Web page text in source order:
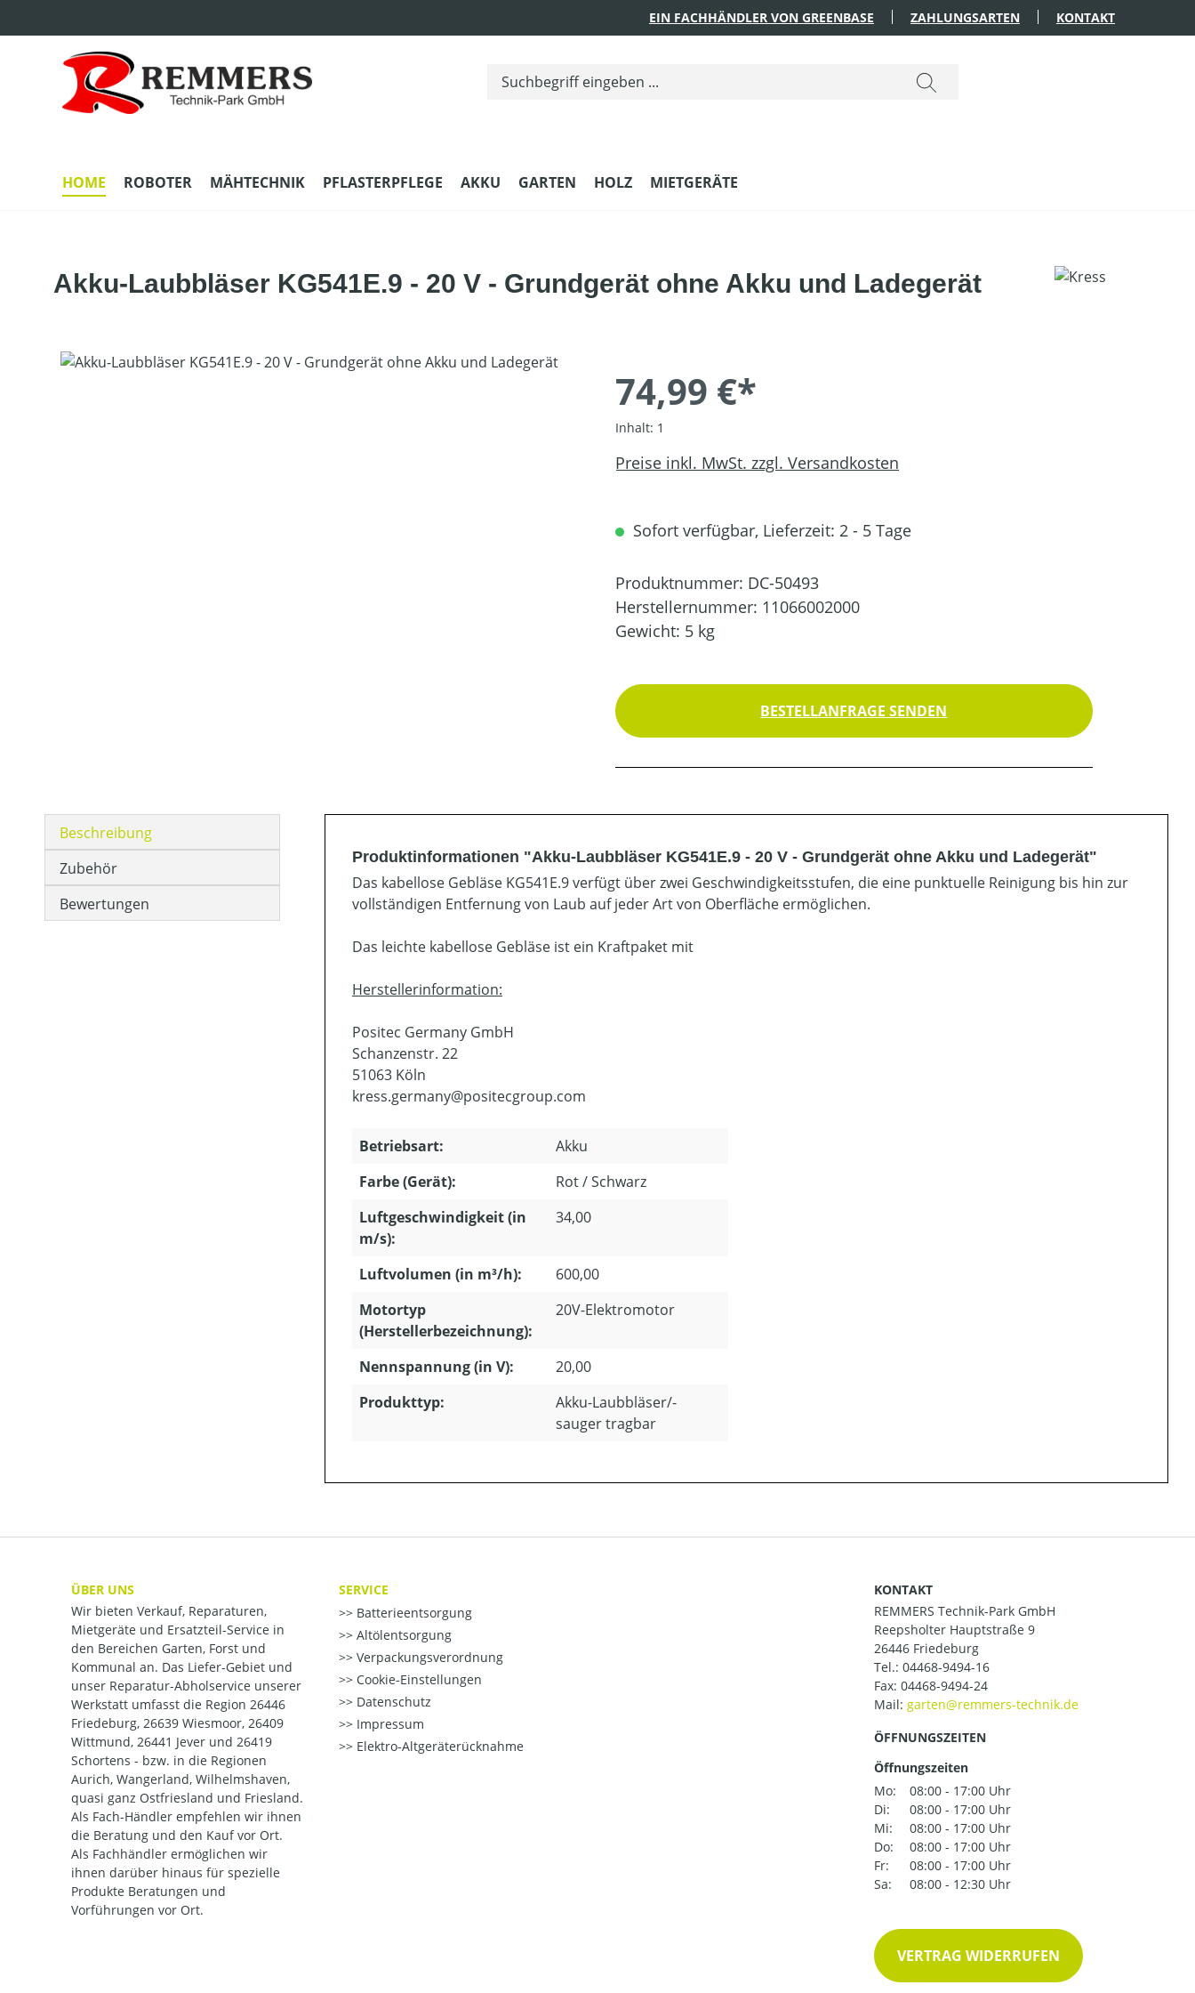
EIN FACHHÄNDLER VON GREENBASE ZAHLUNGSARTEN KONTAKT
HOME ROBOTER MÄHTECHNIK PFLASTERPFLEGE AKKU GARTEN HOLZ MIETGERÄTE
Akku-Laubbläser KG541E.9 - 20 V - Grundgerät ohne Akku und Ladegerät
Bildergalerie überspringen
74,99 €*
Inhalt: 1
Preise inkl. MwSt. zzgl. Versandkosten
Sofort verfügbar, Lieferzeit: 2 - 5 Tage
Produktnummer: DC-50493
Herstellernummer: 11066002000
Gewicht: 5 kg
BESTELLANFRAGE SENDEN
Beschreibung
Zubehör
Bewertungen
Produktinformationen "Akku-Laubbläser KG541E.9 - 20 V - Grundgerät ohne Akku und Ladegerät"
Das kabellose Gebläse KG541E.9 verfügt über zwei Geschwindigkeitsstufen, die eine punktuelle Reinigung bis hin zur
vollständigen Entfernung von Laub auf jeder Art von Oberfläche ermöglichen.
Das leichte kabellose Gebläse ist ein Kraftpaket mit
Herstellerinformation:
Positec Germany GmbH
Schanzenstr. 22
51063 Köln
kress.germany@positecgroup.com
Betriebsart:
Akku
Farbe (Gerät):
Rot / Schwarz
Luftgeschwindigkeit (in
m/s):
34,00
Luftvolumen (in m³/h):
600,00
Motortyp
(Herstellerbezeichnung):
20V-Elektromotor
Nennspannung (in V):
20,00
Produkttyp:
Akku-Laubbläser/-
sauger tragbar
ÜBER UNS
Wir bieten Verkauf, Reparaturen,
Mietgeräte und Ersatzteil-Service in
den Bereichen Garten, Forst und
Kommunal an. Das Liefer-Gebiet und
unser Reparatur-Abholservice unserer
Werkstatt umfasst die Region 26446
Friedeburg, 26639 Wiesmoor, 26409
Wittmund, 26441 Jever und 26419
Schortens - bzw. in die Regionen
Aurich, Wangerland, Wilhelmshaven,
quasi ganz Ostfriesland und Friesland.
Als Fach-Händler empfehlen wir ihnen
die Beratung und den Kauf vor Ort.
Als Fachhändler ermöglichen wir
ihnen darüber hinaus für spezielle
Produkte Beratungen und
Vorführungen vor Ort.
SERVICE
Batterieentsorgung
Altölentsorgung
Verpackungsverordnung
Cookie-Einstellungen
Datenschutz
Impressum
Elektro-Altgeräterücknahme
KONTAKT
REMMERS Technik-Park GmbH
Reepsholter Hauptstraße 9
26446 Friedeburg
Tel.: 04468-9494-16
Fax: 04468-9494-24
Mail:
ÖFFNUNGSZEITEN
Öffnungszeiten
Mo:
08:00 - 17:00 Uhr
Di:
08:00 - 17:00 Uhr
Mi:
08:00 - 17:00 Uhr
Do:
08:00 - 17:00 Uhr
Fr:
08:00 - 17:00 Uhr
Sa:
08:00 - 12:30 Uhr
VERTRAG WIDERRUFEN